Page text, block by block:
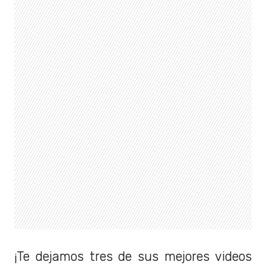
¡Te dejamos tres de sus mejores videos